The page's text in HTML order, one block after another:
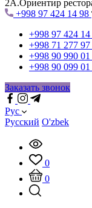
2А.Ориентир
+998 97 424 14 98
+998 97 424 14
+998 71 277 97
+998 90 990 01
+998 90 099 01
Заказать звонок
Рус
Русский O'zbek
0
0